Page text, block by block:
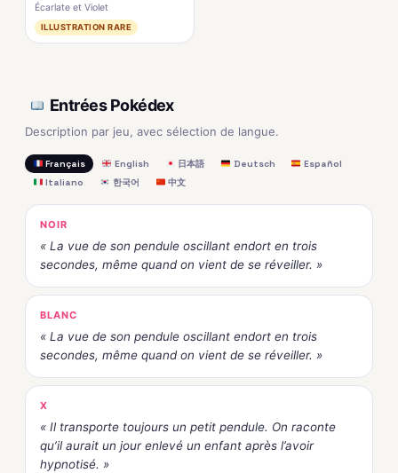
Écarlate et Violet
ILLUSTRATION RARE
Entrées Pokédex
Description par jeu, avec sélection de langue.
Français English 日本語 Deutsch
Español
Italiano
한국어 中文
NOIR
« La vue de son pendule oscillant endort en trois
secondes, même quand on vient de se réveiller. »
BLANC
« La vue de son pendule oscillant endort en trois
secondes, même quand on vient de se réveiller. »
X
« Il transporte toujours un petit pendule. On raconte
qu’il aurait un jour enlevé un enfant après l’avoir
hypnotisé. »